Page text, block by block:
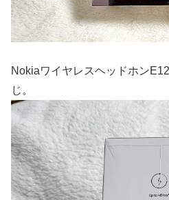
Nokiaワイヤレスヘッドホン
じ。